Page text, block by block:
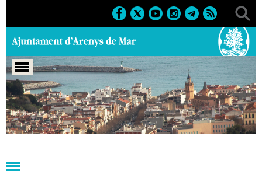
Portada > Agenda > 07-11-
2022 > Marcs > Culturals > 2022 > Cursos i tallers